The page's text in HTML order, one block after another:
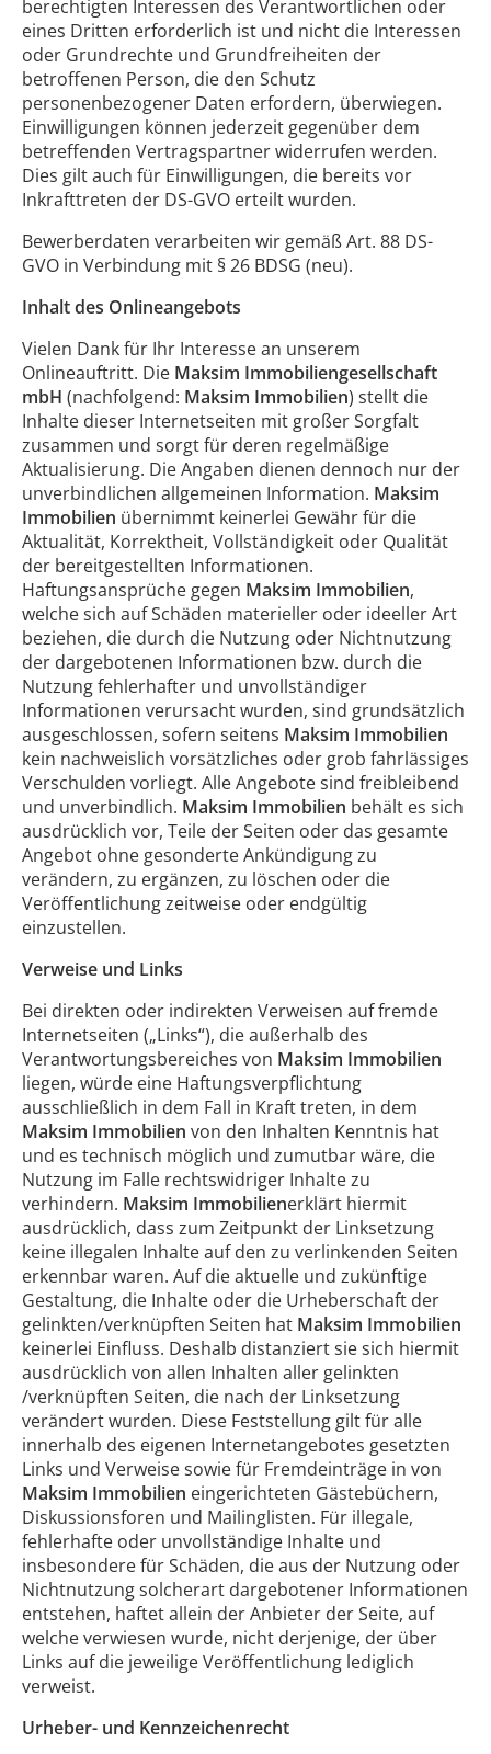
berechtigten Interessen des Verantwortlichen oder
eines Dritten erforderlich ist und nicht die Interessen
oder Grundrechte und Grundfreiheiten der
betroffenen Person, die den Schutz
personenbezogener Daten erfordern, überwiegen.
Einwilligungen können jederzeit gegenüber dem
betreffenden Vertragspartner widerrufen werden.
Dies gilt auch für Einwilligungen, die bereits vor
Inkrafttreten der DS-GVO erteilt wurden.
Bewerberdaten verarbeiten wir gemäß Art. 88 DS-
GVO in Verbindung mit § 26 BDSG (neu).
Inhalt des Onlineangebots
Vielen Dank für Ihr Interesse an unserem
Onlineauftritt. Die Maksim Immobiliengesellschaft
mbH (nachfolgend: Maksim Immobilien) stellt die
Inhalte dieser Internetseiten mit großer Sorgfalt
zusammen und sorgt für deren regelmäßige
Aktualisierung. Die Angaben dienen dennoch nur der
unverbindlichen allgemeinen Information. Maksim
Immobilien übernimmt keinerlei Gewähr für die
Aktualität, Korrektheit, Vollständigkeit oder Qualität
der bereitgestellten Informationen.
Haftungsansprüche gegen Maksim Immobilien,
welche sich auf Schäden materieller oder ideeller Art
beziehen, die durch die Nutzung oder Nichtnutzung
der dargebotenen Informationen bzw. durch die
Nutzung fehlerhafter und unvollständiger
Informationen verursacht wurden, sind grundsätzlich
ausgeschlossen, sofern seitens Maksim Immobilien
kein nachweislich vorsätzliches oder grob fahrlässiges
Verschulden vorliegt. Alle Angebote sind freibleibend
und unverbindlich. Maksim Immobilien behält es sich
ausdrücklich vor, Teile der Seiten oder das gesamte
Angebot ohne gesonderte Ankündigung zu
verändern, zu ergänzen, zu löschen oder die
Veröffentlichung zeitweise oder endgültig
einzustellen.
Verweise und Links
Bei direkten oder indirekten Verweisen auf fremde
Internetseiten („Links“), die außerhalb des
Verantwortungsbereiches von Maksim Immobilien
liegen, würde eine Haftungsverpflichtung
ausschließlich in dem Fall in Kraft treten, in dem
Maksim Immobilien von den Inhalten Kenntnis hat
und es technisch möglich und zumutbar wäre, die
Nutzung im Falle rechtswidriger Inhalte zu
verhindern. Maksim Immobilienerklärt hiermit
ausdrücklich, dass zum Zeitpunkt der Linksetzung
keine illegalen Inhalte auf den zu verlinkenden Seiten
erkennbar waren. Auf die aktuelle und zukünftige
Gestaltung, die Inhalte oder die Urheberschaft der
gelinkten/verknüpften Seiten hat Maksim Immobilien
keinerlei Einfluss. Deshalb distanziert sie sich hiermit
ausdrücklich von allen Inhalten aller gelinkten
/verknüpften Seiten, die nach der Linksetzung
verändert wurden. Diese Feststellung gilt für alle
innerhalb des eigenen Internetangebotes gesetzten
Links und Verweise sowie für Fremdeinträge in von
Maksim Immobilien eingerichteten Gästebüchern,
Diskussionsforen und Mailinglisten. Für illegale,
fehlerhafte oder unvollständige Inhalte und
insbesondere für Schäden, die aus der Nutzung oder
Nichtnutzung solcherart dargebotener Informationen
entstehen, haftet allein der Anbieter der Seite, auf
welche verwiesen wurde, nicht derjenige, der über
Links auf die jeweilige Veröffentlichung lediglich
verweist.
Urheber- und Kennzeichenrecht